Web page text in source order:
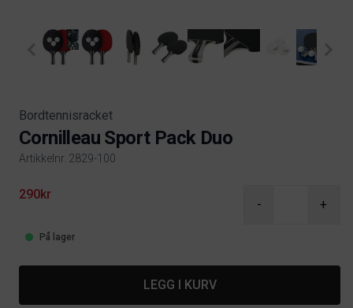
Bordtennisracket
Cornilleau Sport Pack Duo
Artikkelnr. 2829-100
Product information
290kr
- +
På lager
LEGG I KURV